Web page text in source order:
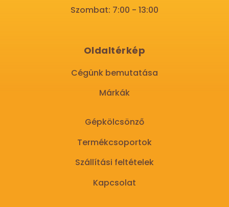
Szombat: 7:00 - 13:00
Oldaltérkép
Cégünk bemutatása
Márkák
Gépkölcsönző
Termékcsoportok
Szállítási feltételek
Kapcsolat